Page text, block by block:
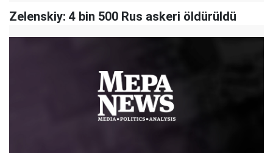
Zelenskiy: 4 bin 500 Rus askeri öldürüldü